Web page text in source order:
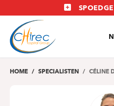
en
naar
inhoud
HOME SPECIALISTEN CÉLINE